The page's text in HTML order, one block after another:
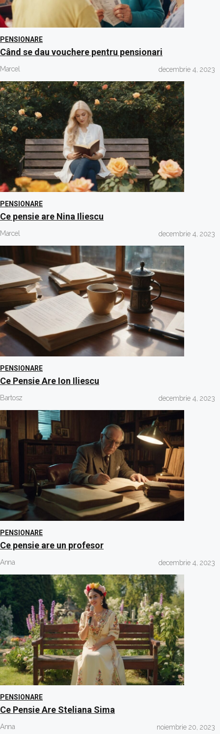
PENSIONARE
Când se dau vouchere pentru pensionari
Marcel decembrie 4, 2023
PENSIONARE
Ce pensie are Nina Iliescu
Marcel decembrie 4, 2023
PENSIONARE
Ce Pensie Are Ion Iliescu
Bartosz decembrie 4, 2023
PENSIONARE
Ce pensie are un profesor
Anna decembrie 4, 2023
PENSIONARE
Ce Pensie Are Steliana Sima
Anna noiembrie 20, 2023